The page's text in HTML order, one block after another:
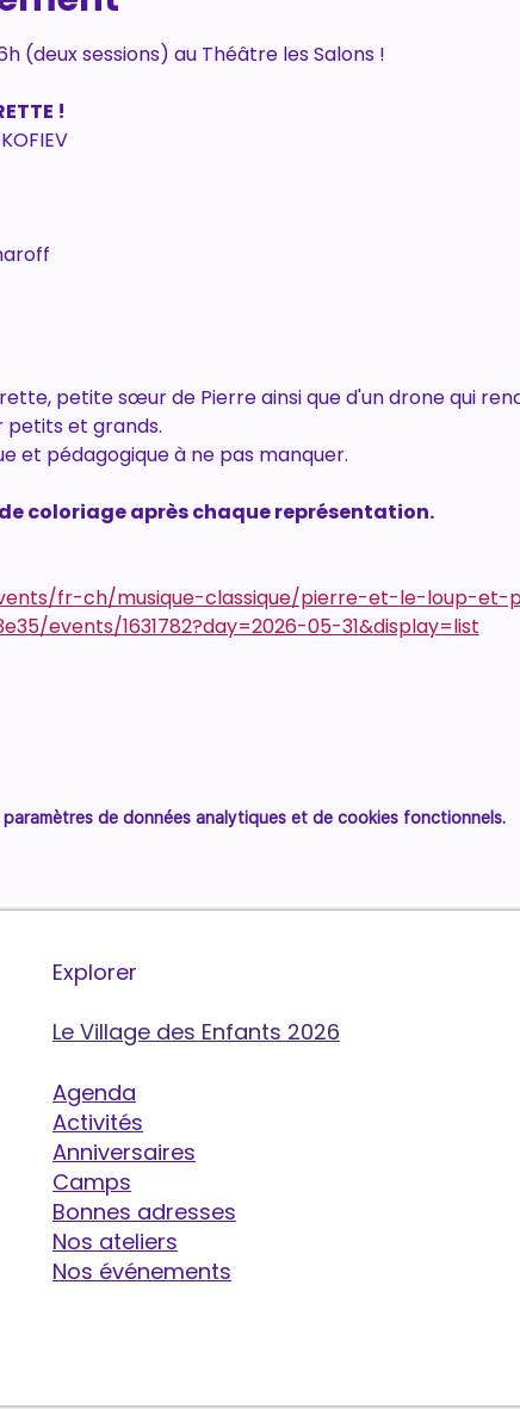
(deux sessions) au Théâtre les Salons !
!
petite sœur de Pierre ainsi que d'un drone qui
et grands.
et pédagogique à ne pas manquer.
coloriage après chaque représentation.
fr-ch/musique-classique/pierre-et-le-loup-et-
events/1631782?day=2026-05-31&display=list
de données analytiques et de cookies fonctionnels.
Explorer
Le Village des Enfants 2026
Agenda
Activités
Anniversaires
Camps
Bonnes adresses
Nos ateliers
Nos événements